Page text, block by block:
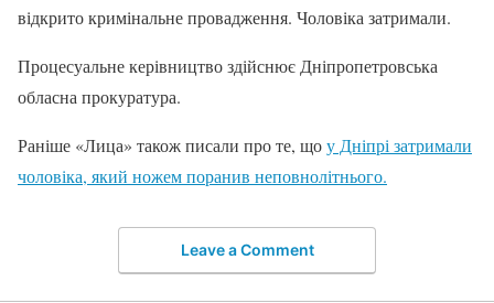
відкрито кримінальне провадження. Чоловіка затримали.
Процесуальне керівництво здійснює Дніпропетровська
обласна прокуратура.
Раніше «Лица» також писали про те, щоу Дніпрі затримали
чоловіка, який ножем поранив неповнолітнього.
Leave a Comment